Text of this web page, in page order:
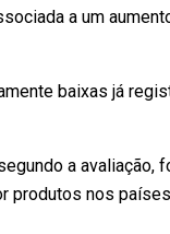
a um
baixas já
a avaliação,
produtos nos